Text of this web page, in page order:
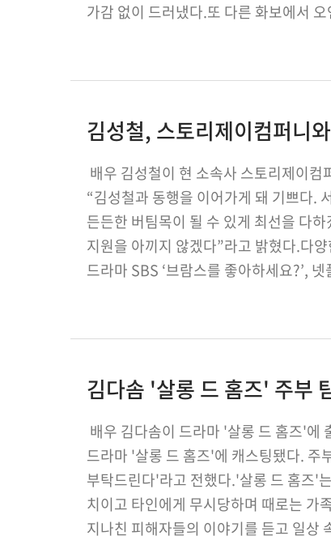
가감 없이 드러냈다.또 다른 화보에서
김성철, 스토리제이컴퍼니
배우 김성철이 현 소속사 스토리제이
“김성철과 동행을 이어가게 돼 기쁘다.
든든한 버팀목이 될 수 있게 최선을 다
지원을 아끼지 않겠다”라고 밝혔다.다
드라마 SBS ‘브람스를 좋아하세요?’, 넷
김다솜 '살롱 드 홈즈' 주부
배우 김다솜이 드라마 '살롱 드 홈즈'에
드라마 '살롱 드 홈즈'에 캐스팅됐다. 주
부탁드린다'라고 전했다.'살롱 드 홈즈'
치이고 타인에게 무시당하며 때로는 가
지나친 피해자들의 이야기를 듣고 일상